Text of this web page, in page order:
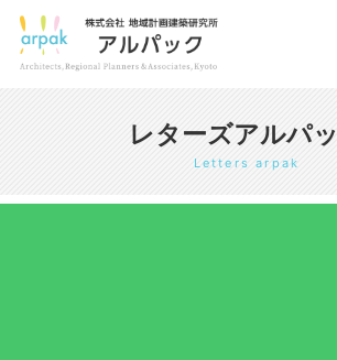
レターズアルパ
Letters arpak